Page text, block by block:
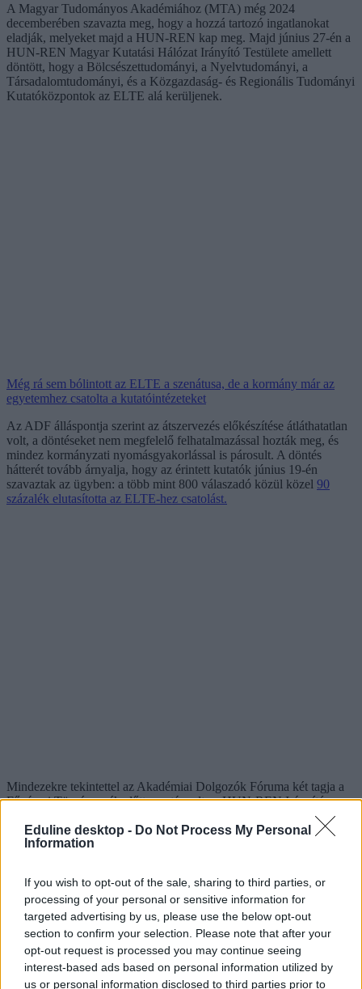
Eduline desktop - Do Not Process My Personal
Information
If you wish to opt-out of the sale, sharing to third parties, or
processing of your personal or sensitive information for
targeted advertising by us, please use the below opt-out
section to confirm your selection. Please note that after your
opt-out request is processed you may continue seeing
interest-based ads based on personal information utilized by
us or personal information disclosed to third parties prior to
A Magyar Tudományos Akadémiához (MTA) még 2024
decemberében szavazta meg, hogy a hozzá tartozó ingatlanokat
eladják, melyeket majd a HUN-REN kap meg. Majd június 27-én a
HUN-REN Magyar Kutatási Hálózat Irányító Testülete amellett
döntött, hogy a Bölcsészettudományi, a Nyelvtudományi, a
Társadalomtudományi, és a Közgazdaság- és Regionális Tudományi
Kutatóközpontok az ELTE alá kerüljenek.
Még rá sem bólintott az ELTE a szenátusa, de a kormány már az
egyetemhez csatolta a kutatóintézeteket
Az ADF álláspontja szerint az átszervezés előkészítése átláthatatlan
volt, a döntéseket nem megfelelő felhatalmazással hozták meg, és
mindez kormányzati nyomásgyakorlással is párosult. A döntés
hátterét tovább árnyalja, hogy az érintett kutatók június 19-én
szavaztak az ügyben: a több mint 800 válaszadó közül közel 90
százalék elutasította az ELTE-hez csatolást.
Mindezekre tekintettel az Akadémiai Dolgozók Fóruma két tagja a
Fővárosi Törvényszék előtt megtámadta a HUN-REN Irányító
megakadályozása érdekében, amiről a Magyar Államkincstárt is
értesítette.
nyilvánosság megismerhesse a kutatóhálózat átszervezésével
kapcsolatos eddigi határozatokat és jegyzőkönyveket.